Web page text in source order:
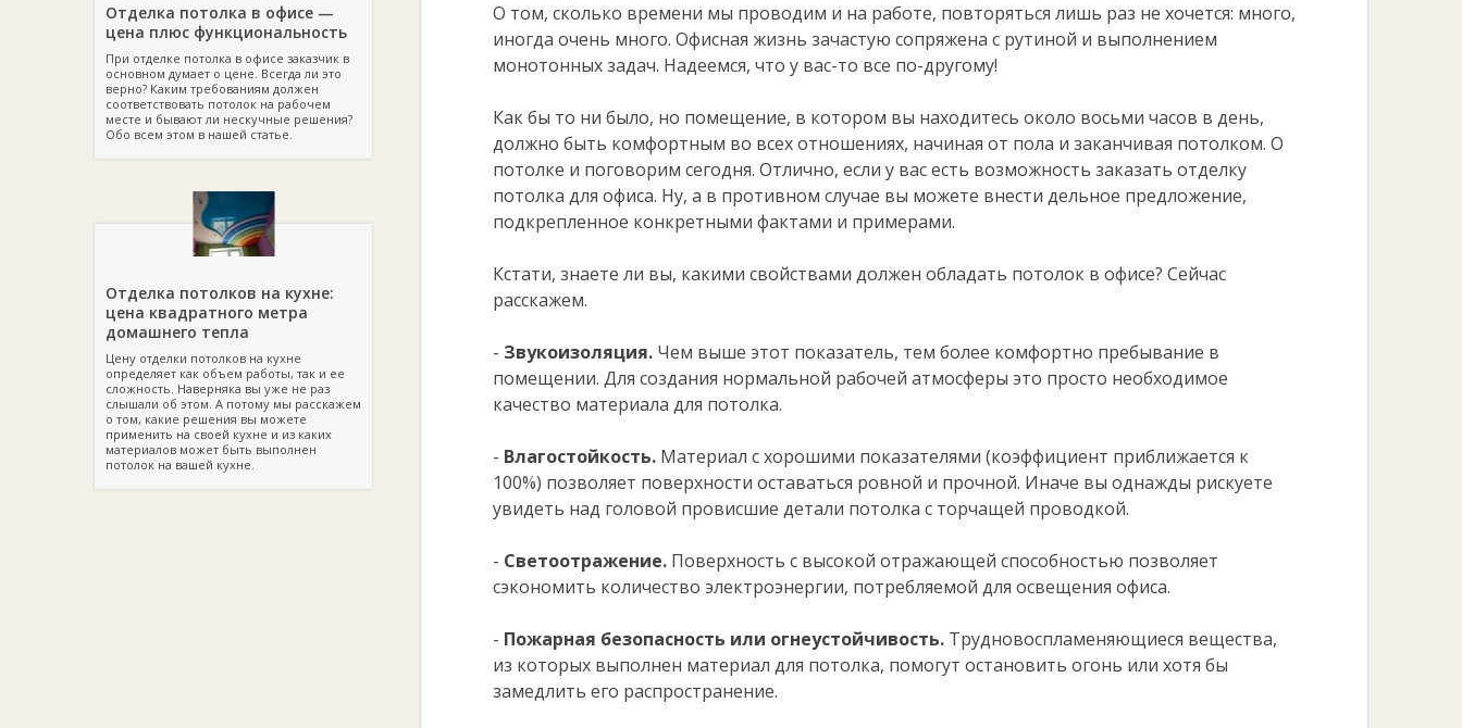
Отделка потолка в офисе —
цена плюс функциональность
При отделке потолка в офисе заказчик в
основном думает о цене. Всегда ли это
верно? Каким требованиям должен
соответствовать потолок на рабочем
месте и бывают ли нескучные решения?
Обо всем этом в нашей статье.
Отделка потолков на кухне:
цена квадратного метра
домашнего тепла
Цену отделки потолков на кухне
определяет как объем работы, так и ее
сложность. Наверняка вы уже не раз
слышали об этом. А потому мы расскажем
о том, какие решения вы можете
применить на своей кухне и из каких
материалов может быть выполнен
потолок на вашей кухне.
О том, сколько времени мы проводим и на работе, повторяться лишь раз не хочется: много,
иногда очень много. Офисная жизнь зачастую сопряжена с рутиной и выполнением
монотонных задач. Надеемся, что у вас-то все по-другому!
Как бы то ни было, но помещение, в котором вы находитесь около восьми часов в день,
должно быть комфортным во всех отношениях, начиная от пола и заканчивая потолком. О
потолке и поговорим сегодня. Отлично, если у вас есть возможность заказать отделку
потолка для офиса. Ну, а в противном случае вы можете внести дельное предложение,
подкрепленное конкретными фактами и примерами.
Кстати, знаете ли вы, какими свойствами должен обладать потолок в офисе? Сейчас
расскажем.
- Звукоизоляция. Чем выше этот показатель, тем более комфортно пребывание в
помещении. Для создания нормальной рабочей атмосферы это просто необходимое
качество материала для потолка.
- Влагостойкость. Материал с хорошими показателями (коэффициент приближается к
100%) позволяет поверхности оставаться ровной и прочной. Иначе вы однажды рискуете
увидеть над головой провисшие детали потолка с торчащей проводкой.
- Светоотражение. Поверхность с высокой отражающей способностью позволяет
сэкономить количество электроэнергии, потребляемой для освещения офиса.
- Пожарная безопасность или огнеустойчивость. Трудновоспламеняющиеся вещества,
из которых выполнен материал для потолка, помогут остановить огонь или хотя бы
замедлить его распространение.